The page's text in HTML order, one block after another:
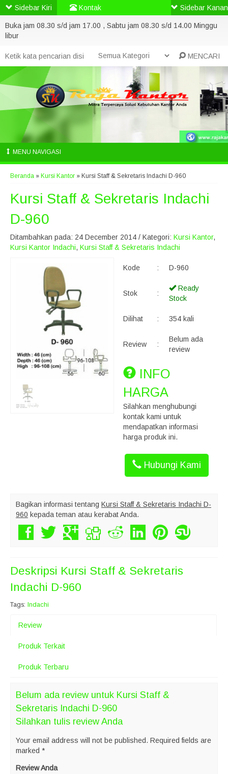
Buka jam 08.30 s/d jam 17.00 , Sabtu jam 08.30 s/d 14.00 Minggu
libur
MENCARI
MENU NAVIGASI
Beranda » Kursi Kantor » Kursi Staff & Sekretaris Indachi D-960
Kursi Staff & Sekretaris Indachi
D-960
Ditambahkan pada: 24 December 2014 / Kategori: Kursi Kantor,
Kursi Kantor Indachi, Kursi Staff & Sekretaris Indachi
Kode : D-960
Stok :
Ready
Stock
Dilihat : 354 kali
Review :
Belum ada
review
INFO
HARGA
Silahkan menghubungi
kontak kami untuk
mendapatkan informasi
harga produk ini.
Hubungi Kami
Bagikan informasi tentang Kursi Staff & Sekretaris Indachi D-
960 kepada teman atau kerabat Anda.
Deskripsi Kursi Staff & Sekretaris
Indachi D-960
Tags: Indachi
Review
Produk Terkait
Produk Terbaru
Belum ada review untuk Kursi Staff &
Sekretaris Indachi D-960
Silahkan tulis review Anda
Your email address will not be published. Required fields are
marked *
Review Anda
Sidebar Kiri Kontak Sidebar Kanan